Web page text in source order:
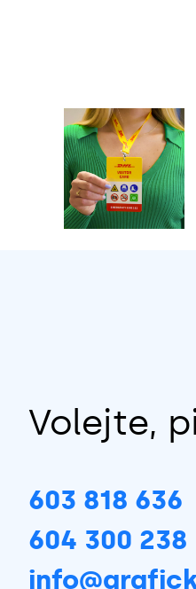
Volejte,
603 818 636
604 300 238